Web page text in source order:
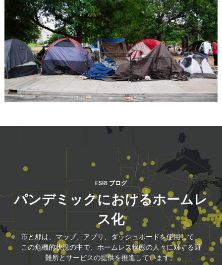
ESRI ブログ
パンデミックにおけるホームレ
ス化
市と郡は、マップ、アプリ、ダッシュボードを使用して、
この危機的状況の中で、ホームレス状態の人々に対する避
難所とサービスの提供を推進しています。